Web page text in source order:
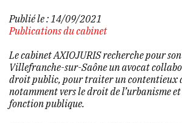
Publié le : 14/09/2021
Publications du cabinet
Le cabinet AXIOJURIS recherche pour
Villefranche-sur-Saône un avocat
droit public, pour traiter un contentieux
notamment vers le droit de l’urbanisme
fonction publique.